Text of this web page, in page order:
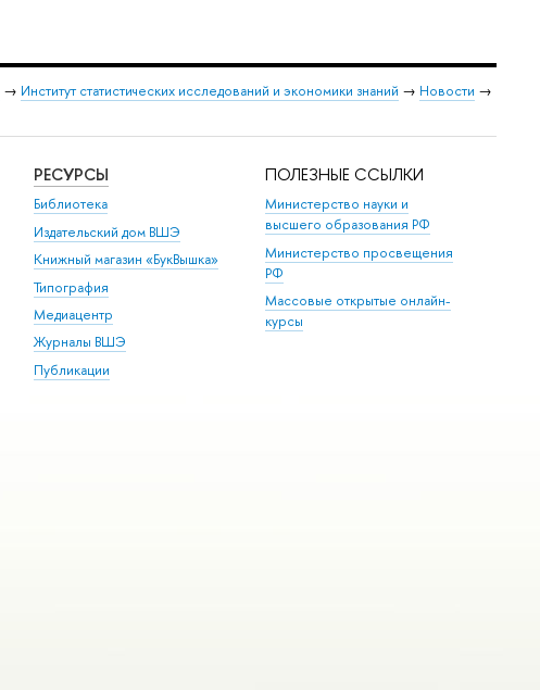
→ Институт статистических исследований и экономики знаний → Новости →
РЕСУРСЫ
Библиотека
Издательский дом ВШЭ
Книжный магазин «БукВышка»
Типография
Медиацентр
Журналы ВШЭ
Публикации
ПОЛЕЗНЫЕ ССЫЛКИ
Министерство науки и
высшего образования РФ
Министерство просвещения
РФ
Массовые открытые онлайн-
курсы